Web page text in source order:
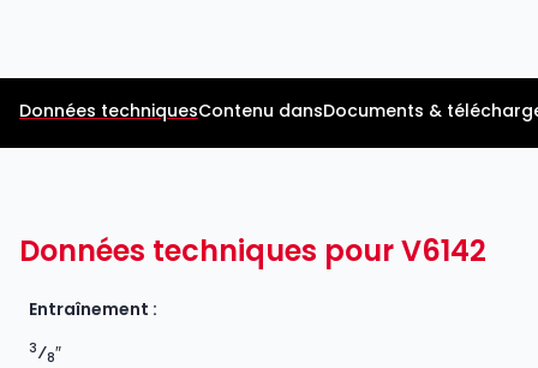
Données techniquesContenu dansDocuments &
Données techniques pour V6142
Entraînement :
3⁄8″